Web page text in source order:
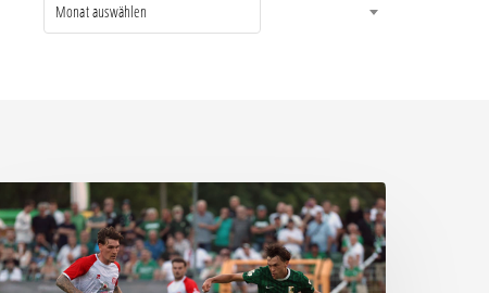
Monat auswählen
Bittere